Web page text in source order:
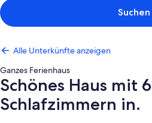
Suchen
Alle Unterkünfte anzeigen
Ganzes Ferienhaus
Schönes Haus mit 6
Schlafzimmern in.